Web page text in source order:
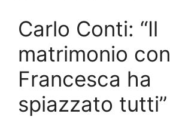
Carlo Conti: “Il
matrimonio con
Francesca ha
spiazzato tutti”